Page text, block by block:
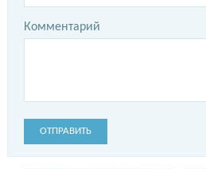
Комментарий
ОТПРАВИТЬ